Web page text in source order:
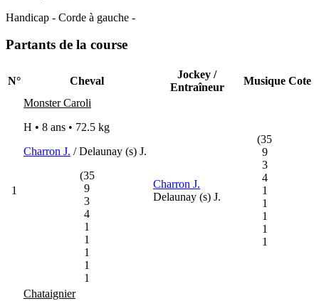
Handicap - Corde à gauche -
Partants de la course
N° Cheval
Jockey /
Entraîneur
Musique Cote
1
Monster Caroli
H • 8 ans • 72.5 kg
Charron J. / Delaunay (s) J.
(35
9
3
4
1
1
1
1
1
Charron J.
Delaunay (s) J.
(35
9
3
4
1
1
1
1
1
Chataignier